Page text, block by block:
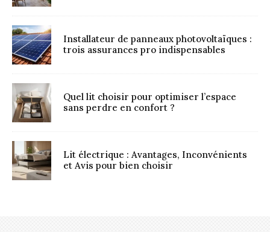
Installateur de panneaux photovoltaïques :
trois assurances pro indispensables
Quel lit choisir pour optimiser l’espace
sans perdre en confort ?
Lit électrique : Avantages, Inconvénients
et Avis pour bien choisir